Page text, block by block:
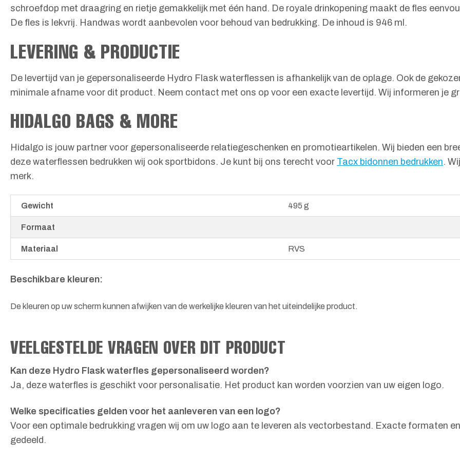
schroefdop met draagring en rietje gemakkelijk met één hand. De royale drinkopening maakt de fles
De fles is lekvrij. Handwas wordt aanbevolen voor behoud van bedrukking. De inhoud is 946 ml.
LEVERING & PRODUCTIE
De levertijd van je gepersonaliseerde Hydro Flask waterflessen is afhankelijk van de oplage. Ook de
minimale afname voor dit product. Neem contact met ons op voor een exacte levertijd. Wij informeren je
HIDALGO BAGS & MORE
Hidalgo is jouw partner voor gepersonaliseerde relatiegeschenken en promotieartikelen. Wij bieden een
deze waterflessen bedrukken wij ook sportbidons. Je kunt bij ons terecht voor Tacx bidonnen bedrukken.
merk.
Gewicht 495 g
Formaat
Materiaal RVS
Beschikbare kleuren:
De kleuren op uw scherm kunnen afwijken van de werkelijke kleuren van het uiteindelijke product.
VEELGESTELDE VRAGEN OVER DIT PRODUCT
Kan deze Hydro Flask waterfles gepersonaliseerd worden?
Ja, deze waterfles is geschikt voor personalisatie. Het product kan worden voorzien van uw eigen logo.
Welke specificaties gelden voor het aanleveren van een logo?
Voor een optimale bedrukking vragen wij om uw logo aan te leveren als vectorbestand. Exacte formaten
gedeeld.